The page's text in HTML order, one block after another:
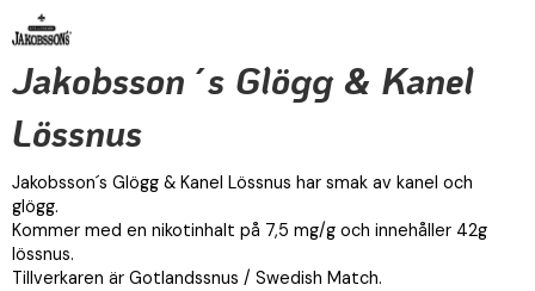
Jakobsson´s Glögg & Kanel
Lössnus
Jakobsson´s Glögg & Kanel Lössnus har smak av kanel och
glögg.
Kommer med en nikotinhalt på 7,5 mg/g och innehåller 42g
lössnus.
Tillverkaren är Gotlandssnus / Swedish Match.